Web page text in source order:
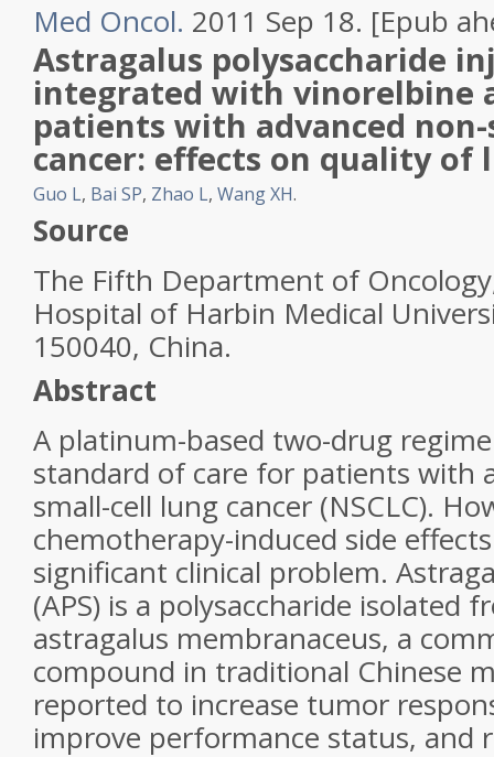
Med Oncol. 2011 Sep 18. [Epub
Astragalus polysaccharide
integrated with vinorelbine
patients with advanced
cancer: effects on quality of
Guo L, Bai SP, Zhao L, Wang XH.
Source
The Fifth Department of
Hospital of Harbin Medical
150040, China.
Abstract
A platinum-based two-drug
standard of care for patients with
small-cell lung cancer (NSCLC).
chemotherapy-induced side
significant clinical problem.
(APS) is a polysaccharide isolated
astragalus membranaceus, a
compound in traditional Chinese
reported to increase tumor
improve performance status, and